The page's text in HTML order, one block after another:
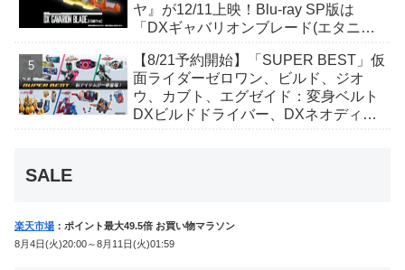
ヤ』が12/11上映！Blu-ray SP版は
「DXギャバリオンブレード(エタニテ
か豪華特典付き！
【8/21予約開始】「SUPER BEST」仮
面ライダーゼロワン、ビルド、ジオ
ウ、カブト、エグゼイド：変身ベルト
DXビルドドライバー、DXネオディケ
SALE
楽天市場 ：ポイント最大49.5倍 お買い物マラソン
8月4日(火)20:00～8月11日(火)01:59